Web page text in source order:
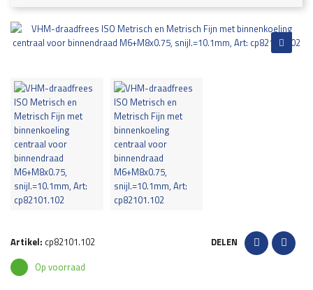
Artikel: cp82101.102
DELEN
Op voorraad